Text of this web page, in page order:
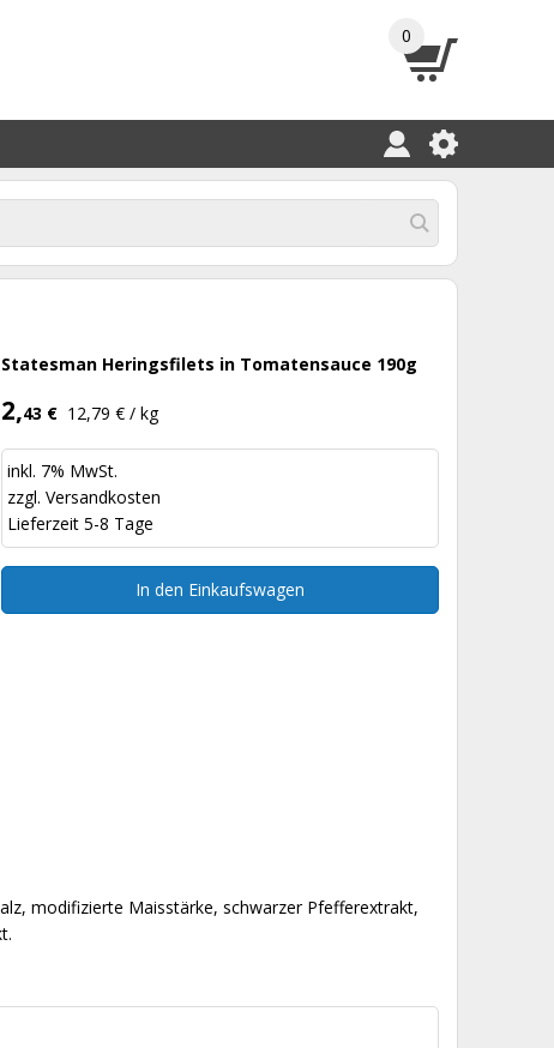
0
Statesman Heringsfilets in Tomatensauce 190g
2,43 € 12,79 € / kg
inkl. 7% MwSt.
zzgl. Versandkosten
Lieferzeit 5-8 Tage
In den Einkaufswagen
modifizierte Maisstärke, schwarzer Pfefferextrakt,